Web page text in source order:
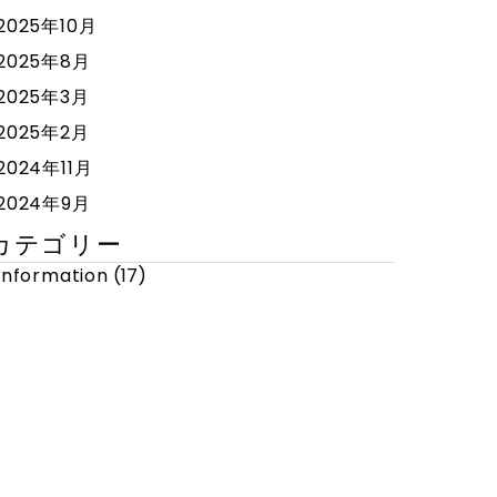
年10月
年8月
年3月
年2月
年11月
年9月
テゴリー
(17)